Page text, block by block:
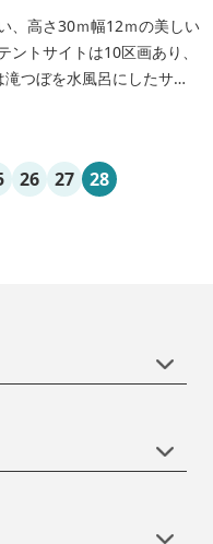
、高さ30ｍ幅12ｍの美しい
トサイトは10区画あり、
つぼを水風呂にしたサウ
26 27 28